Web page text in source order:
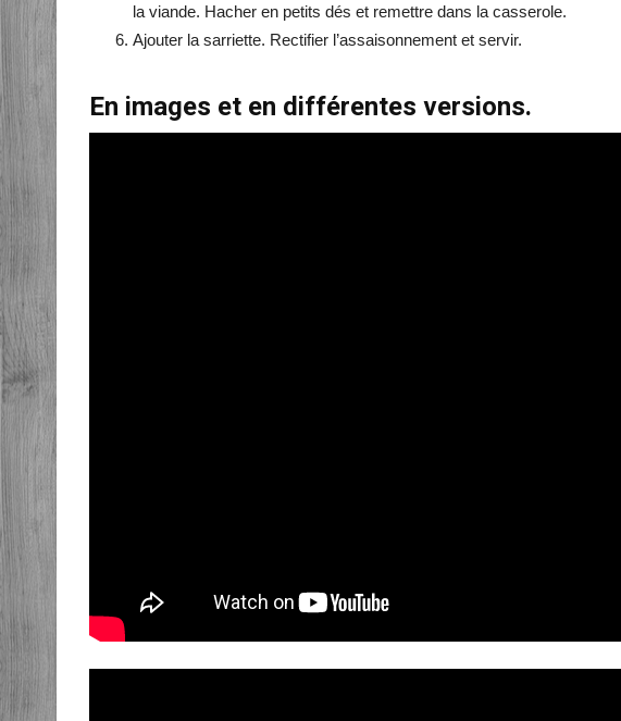
la viande. Hacher en petits dés et remettre dans la casserole.
Ajouter la sarriette. Rectifier l’assaisonnement et servir.
En images et en différentes versions.